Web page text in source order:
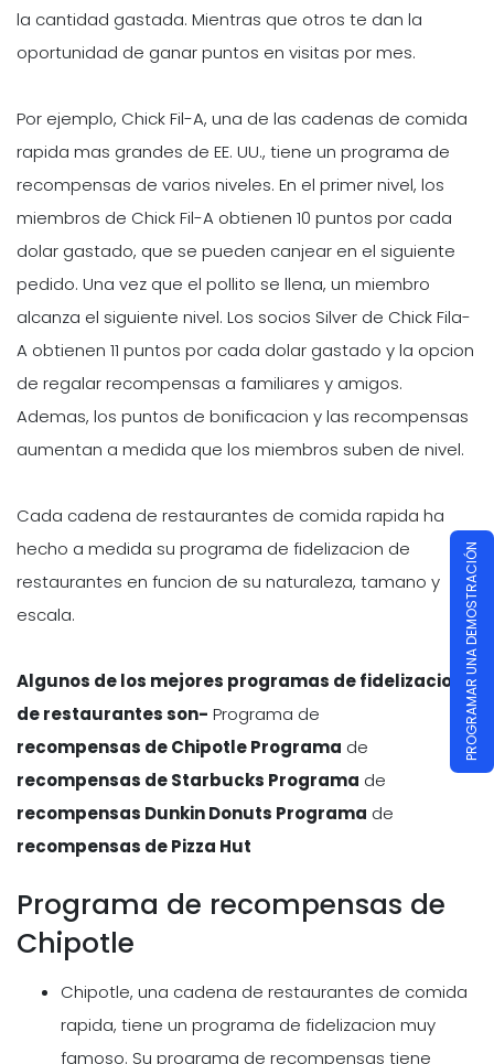
la cantidad gastada. Mientras que otros te dan la
oportunidad de ganar puntos en visitas por mes.
Por ejemplo, Chick Fil-A, una de las cadenas de comida
rapida mas grandes de EE. UU., tiene un programa de
recompensas de varios niveles. En el primer nivel, los
miembros de Chick Fil-A obtienen 10 puntos por cada
dolar gastado, que se pueden canjear en el siguiente
pedido. Una vez que el pollito se llena, un miembro
alcanza el siguiente nivel. Los socios Silver de Chick Fila-
A obtienen 11 puntos por cada dolar gastado y la opcion
de regalar recompensas a familiares y amigos.
Ademas, los puntos de bonificacion y las recompensas
aumentan a medida que los miembros suben de nivel.
Cada cadena de restaurantes de comida rapida ha
hecho a medida su programa de fidelizacion de
restaurantes en funcion de su naturaleza, tamano y
escala.
Algunos de los mejores programas de fidelizacion
de restaurantes son- Programa de
recompensas de Chipotle Programa de
recompensas de Starbucks Programa de
recompensas Dunkin Donuts Programa de
recompensas de Pizza Hut
Programa de recompensas de
Chipotle
Chipotle, una cadena de restaurantes de comida
rapida, tiene un programa de fidelizacion muy
famoso. Su programa de recompensas tiene
PROGRAMAR UNA DEMOSTRACIÓN